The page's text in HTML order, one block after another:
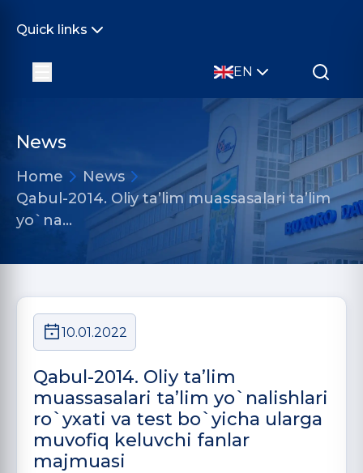
Quick links
EN
News
Home
News
Qabul-2014. Oliy ta’lim muassasalari ta’lim
yo`na…
10.01.2022
Qabul-2014. Oliy ta’lim
muassasalari ta’lim yo`nalishlari
ro`yxati va test bo`yicha ularga
muvofiq keluvchi fanlar
majmuasi